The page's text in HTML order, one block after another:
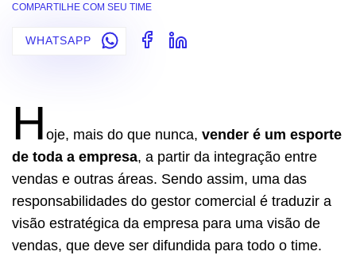
COMPARTILHE COM SEU TIME
WHATSAPP
H oje, mais do que nunca, vender é um esporte
de toda a empresa, a partir da integração entre
vendas e outras áreas. Sendo assim, uma das
responsabilidades do gestor comercial é traduzir a
visão estratégica da empresa para uma visão de
vendas, que deve ser difundida para todo o time.